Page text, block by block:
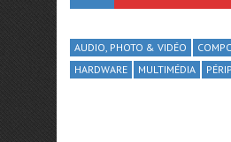
AUDIO, PHOTO & VIDÉO
HARDWARE
MULTIMÉDIA